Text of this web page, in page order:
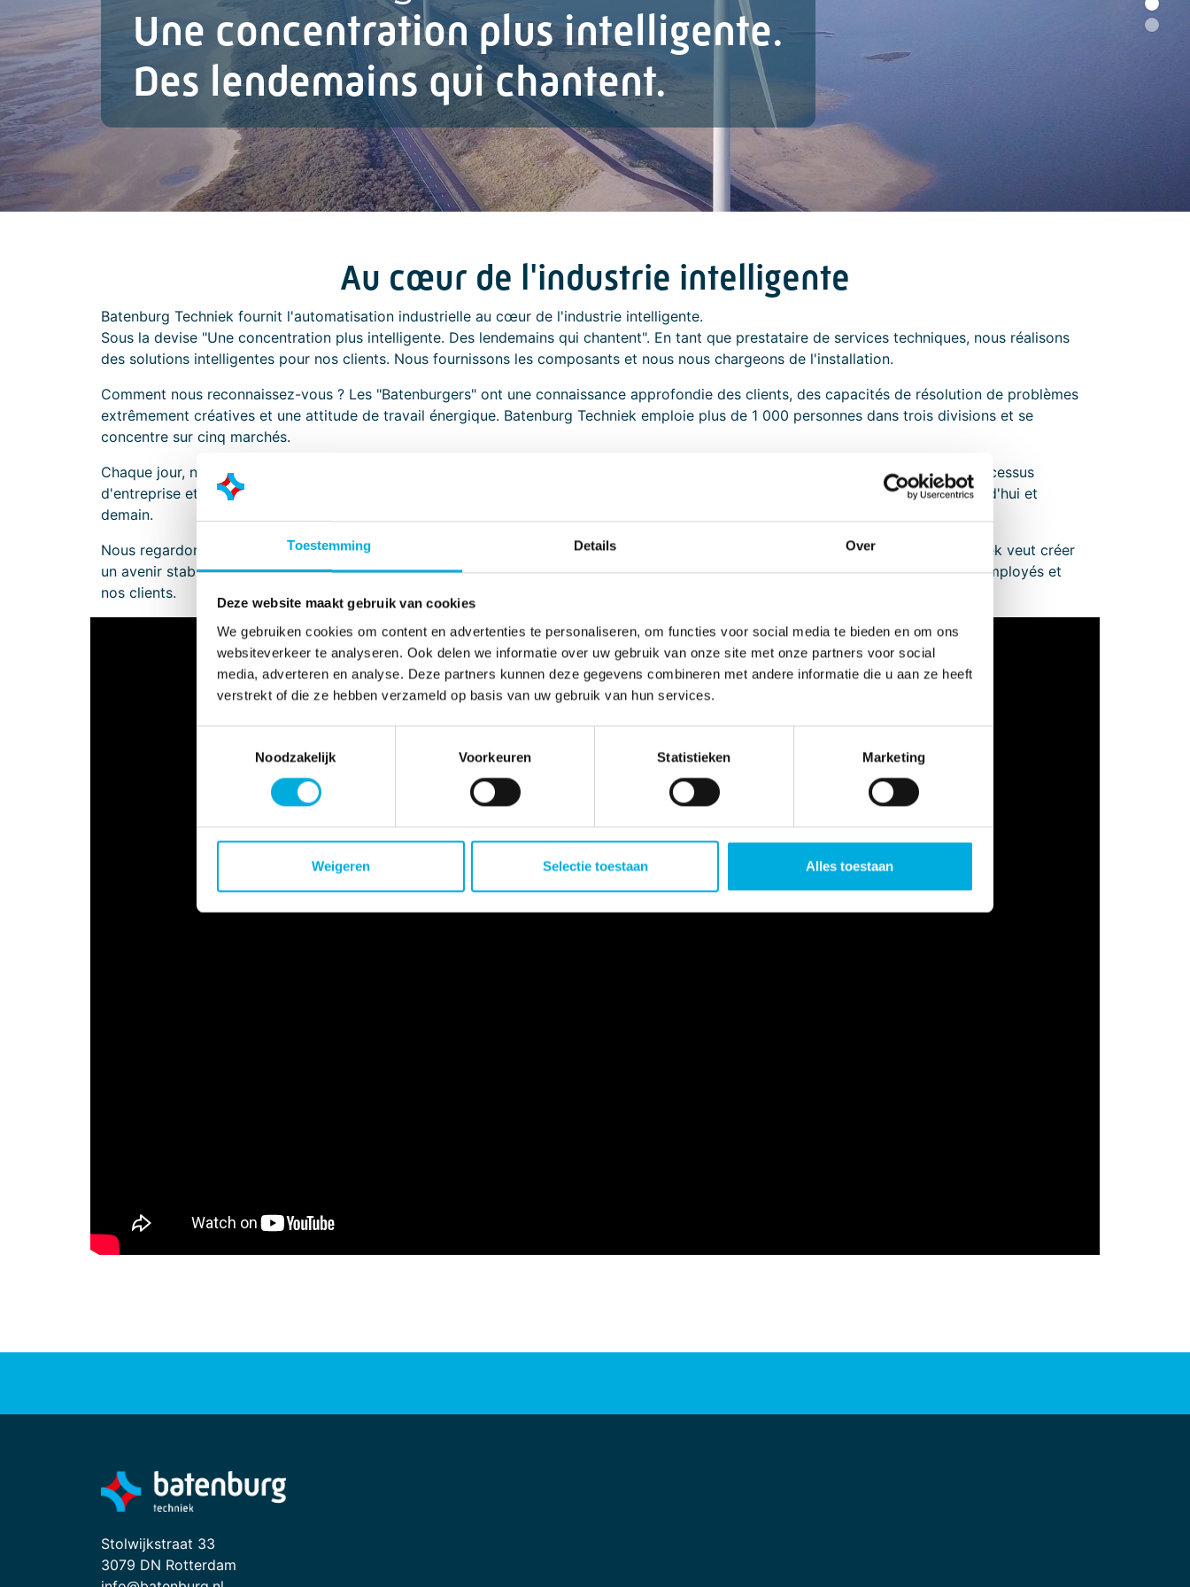
Toestemming Details Over
Deze website maakt gebruik van cookies
We gebruiken cookies om content en advertenties te personaliseren, om functies voor social media te bieden en om ons
websiteverkeer te analyseren. Ook delen we informatie over uw gebruik van onze site met onze partners voor social
media, adverteren en analyse. Deze partners kunnen deze gegevens combineren met andere informatie die u aan ze heeft
verstrekt of die ze hebben verzameld op basis van uw gebruik van hun services.
Noodzakelijk
Voorkeuren Statistieken Marketing
Weigeren Selectie toestaan Alles toestaan
Une concentration plus intelligente.
Des lendemains qui chantent.
Au cœur de l'industrie intelligente
Batenburg Techniek fournit l'automatisation industrielle au cœur de l'industrie intelligente.
Sous la devise "Une concentration plus intelligente. Des lendemains qui chantent". En tant que prestataire de services techniques, nous réalisons
des solutions intelligentes pour nos clients. Nous fournissons les composants et nous nous chargeons de l'installation.
Comment nous reconnaissez-vous ? Les "Batenburgers" ont une connaissance approfondie des clients, des capacités de résolution de problèmes
extrêmement créatives et une attitude de travail énergique. Batenburg Techniek emploie plus de 1 000 personnes dans trois divisions et se
concentre sur cinq marchés.
Chaque jour, nous sommes prêts à servir des centaines de clients dans l'industrie et les infrastructures. Nous automatisons leurs processus
d'entreprise et les rationalisons grâce à des composants intelligents. C'est ainsi que nous les aidons à conserver leur avance. Aujourd'hui et
demain.
Nous regardons vers l'avenir, car nous sommes fiers de faire partie du futur. Au cours des 100 prochaines années, Batenburg Techniek veut créer
un avenir stable et un monde sain. Nous prenons nos responsabilités et déployons nos talents pour rendre cela possible, avec nos employés et
nos clients.
Stolwijkstraat 33
3079 DN Rotterdam